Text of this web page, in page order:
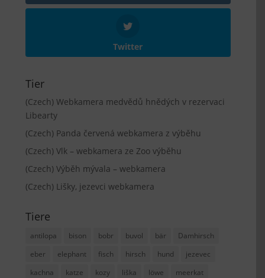
Twitter
Tier
(Czech) Webkamera medvědů hnědých v rezervaci
Libearty
(Czech) Panda červená webkamera z výběhu
(Czech) Vlk – webkamera ze Zoo výběhu
(Czech) Výběh mývala – webkamera
(Czech) Lišky, jezevci webkamera
Tiere
antilopa bison bobr buvol bär
Damhirsch
eber
elephant fisch hirsch hund
jezevec
kachna
katze kozy liška löwe
meerkat